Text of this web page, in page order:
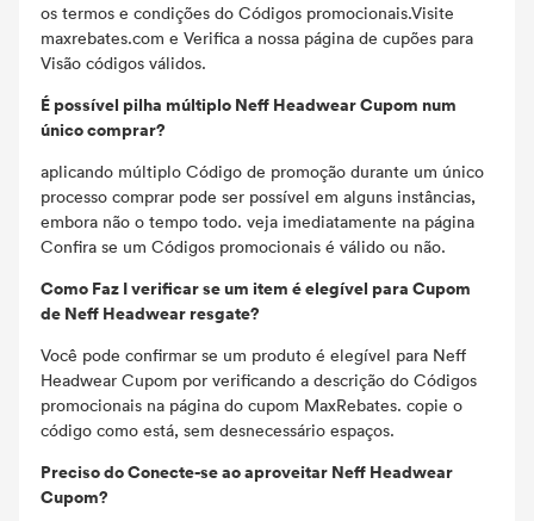
os termos e condições do Códigos promocionais.Visite
maxrebates.com e Verifica a nossa página de cupões para
Visão códigos válidos.
É possível pilha múltiplo Neff Headwear Cupom num
único comprar?
aplicando múltiplo Código de promoção durante um único
processo comprar pode ser possível em alguns instâncias,
embora não o tempo todo. veja imediatamente na página
Confira se um Códigos promocionais é válido ou não.
Como Faz I verificar se um item é elegível para Cupom
de Neff Headwear resgate?
Você pode confirmar se um produto é elegível para Neff
Headwear Cupom por verificando a descrição do Códigos
promocionais na página do cupom MaxRebates. copie o
código como está, sem desnecessário espaços.
Preciso do Conecte-se ao aproveitar Neff Headwear
Cupom?